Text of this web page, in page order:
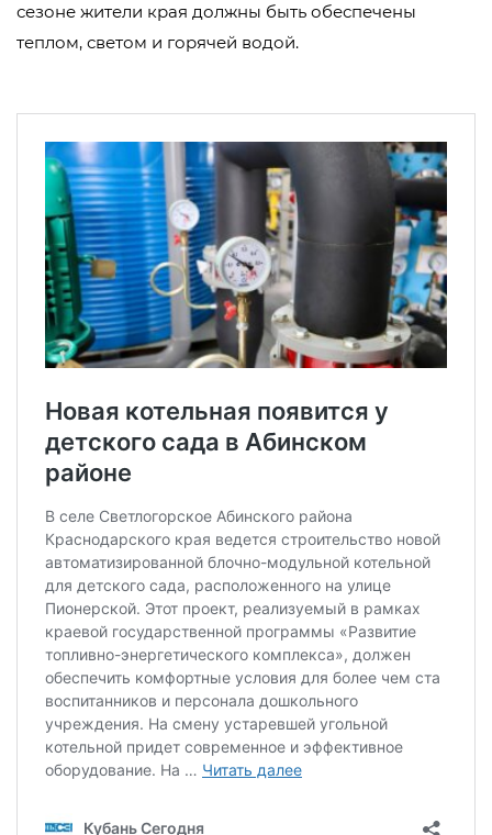
сезоне жители края должны быть обеспечены
теплом, светом и горячей водой.